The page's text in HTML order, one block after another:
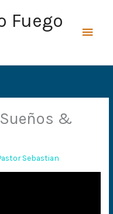
Fuego
&
Sebastian